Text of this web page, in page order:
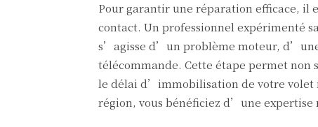
Pour garantir une réparation efficace, il
contact. Un professionnel expérimenté
s’agisse d’un problème moteur,
télécommande. Cette étape permet
le délai d’immobilisation de votre volet
région, vous bénéficiez d’une expertise